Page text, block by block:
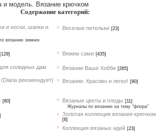
модель. Вязание крючком
Содержание категорий:
и носки, шапки и
вязанию зимних
Веселые петельки [23]
[129] Вяжем сами [435]
солидных дам Вязание Ваше Хобби [265]
рекомендует) Вязание. Красиво и легко! [90]
[80] Вязаные цветы и плоды [11]
Журналы по вязанию на тему "флора"
Золотая коллекция вязания крючком.
[8]
Коллекция вязаных идей [23]